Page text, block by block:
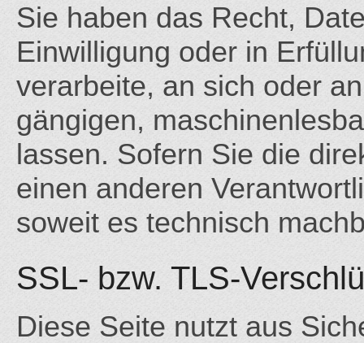
Sie haben das Recht,
Einwilligung oder in
verarbeite, an sich oder
gängigen,
lassen. Sofern Sie die
einen anderen
soweit es technisch
SSL- bzw. TLS-
Diese Seite nutzt aus